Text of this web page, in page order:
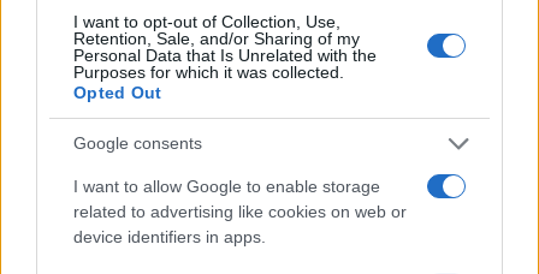
I want to opt-out of Collection, Use,
Retention, Sale, and/or Sharing of my
Personal Data that Is Unrelated with the
Purposes for which it was collected.
Opted Out
Google consents
I want to allow Google to enable storage
related to advertising like cookies on web or
device identifiers in apps.
visitatore può sentirsi a casa, immerso in tradizioni
culinarie e culturali che affondano le radici nel
passato.
Gravina in Puglia: un viaggio
sotterraneo
Gravina in Puglia è un borgo unico, scavato nella